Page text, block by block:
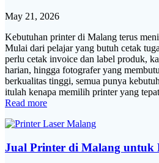
May 21, 2026
Kebutuhan printer di Malang terus
Mulai dari pelajar yang butuh cetak
perlu cetak invoice dan label produk,
harian, hingga fotografer yang
berkualitas tinggi, semua punya
itulah kenapa memilih printer yang
Read more
Jual Printer di Malang untuk